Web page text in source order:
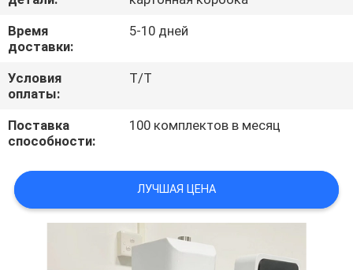
СПРОСИТЕ
ЦИТАТУ
КАРТА
PRIVACY
Время
доставки:
5-10 дней
Условия
оплаты:
T/T
Поставка
способности:
100 комплектов в месяц
ЛУЧШАЯ ЦЕНА